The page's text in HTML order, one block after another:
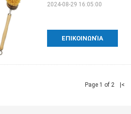
ΕΠΙΚΟΙΝΩΝΊΑ
2024-08-29 16:05:00
Page 1 of 2 |<